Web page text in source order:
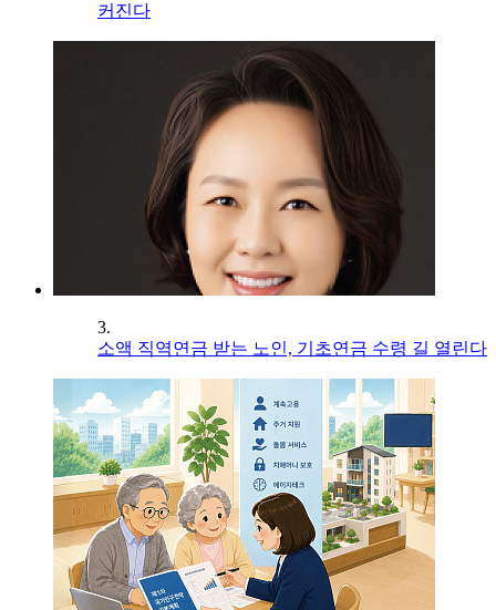
커진다
3.
소액 직역연금 받는 노인, 기초연금 수령 길 열린다